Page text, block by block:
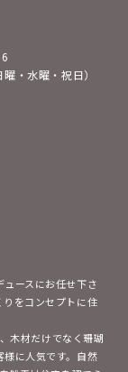
・水曜・祝日）
ースにお任せ下さ
をコンセプトに住
木材だけでなく珊瑚
に人気です。自然